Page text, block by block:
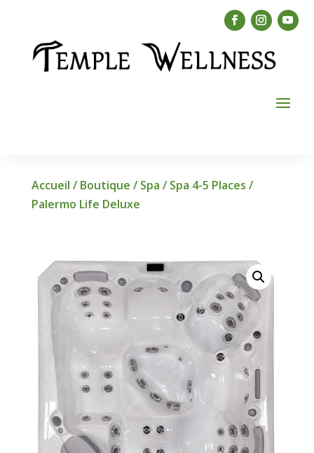
Accueil / Boutique / Spa / Spa 4-5 Places /
Palermo Life Deluxe